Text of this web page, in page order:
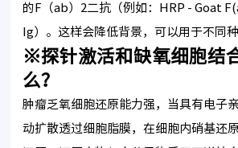
的F（ab）2二抗（例如：HRP - Goat
Ig）。这样会降低背景，可以用于不同
※探针激活和缺氧细胞结
么？
肿瘤乏氧细胞还原能力强，当具有电子
动扩散透过细胞脂膜，在细胞内硝基还